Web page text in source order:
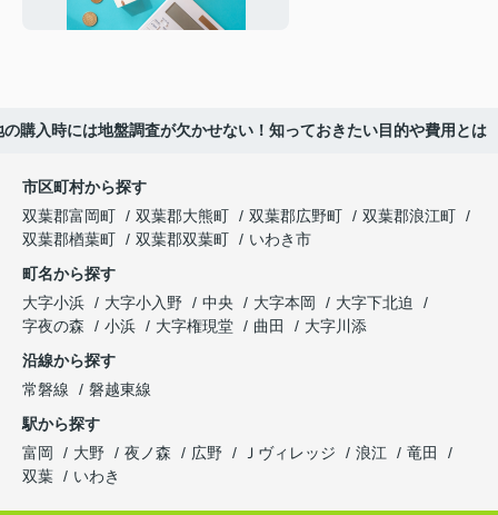
の購入時には地盤調査が欠かせない！知っておきたい目的や費用とは
市区町村から探す
双葉郡富岡町
双葉郡大熊町 双葉郡広野町
双葉郡浪江町
双葉郡楢葉町
双葉郡双葉町
いわき市
町名から探す
大字小浜
大字小入野 中央 大字本岡
大字下北迫
字夜の森
小浜 大字権現堂 曲田
大字川添
沿線から探す
常磐線
磐越東線
駅から探す
富岡
大野 夜ノ森 広野 Ｊヴィレッジ 浪江
竜田
双葉
いわき